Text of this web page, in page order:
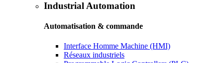
Industrial Automation
Automatisation & commande
Interface Homme Machine (HMI)
Réseaux industriels